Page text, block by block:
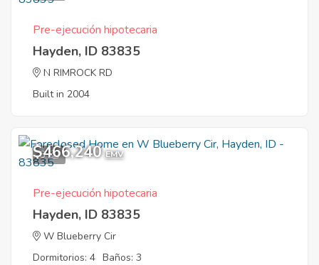
Pre-ejecución hipotecaria
Hayden, ID 83835
N RIMROCK RD
Built in 2004
3
$466,240 EMV
Pre-ejecución hipotecaria
Hayden, ID 83835
W Blueberry Cir
Dormitorios: 4 Baños: 3